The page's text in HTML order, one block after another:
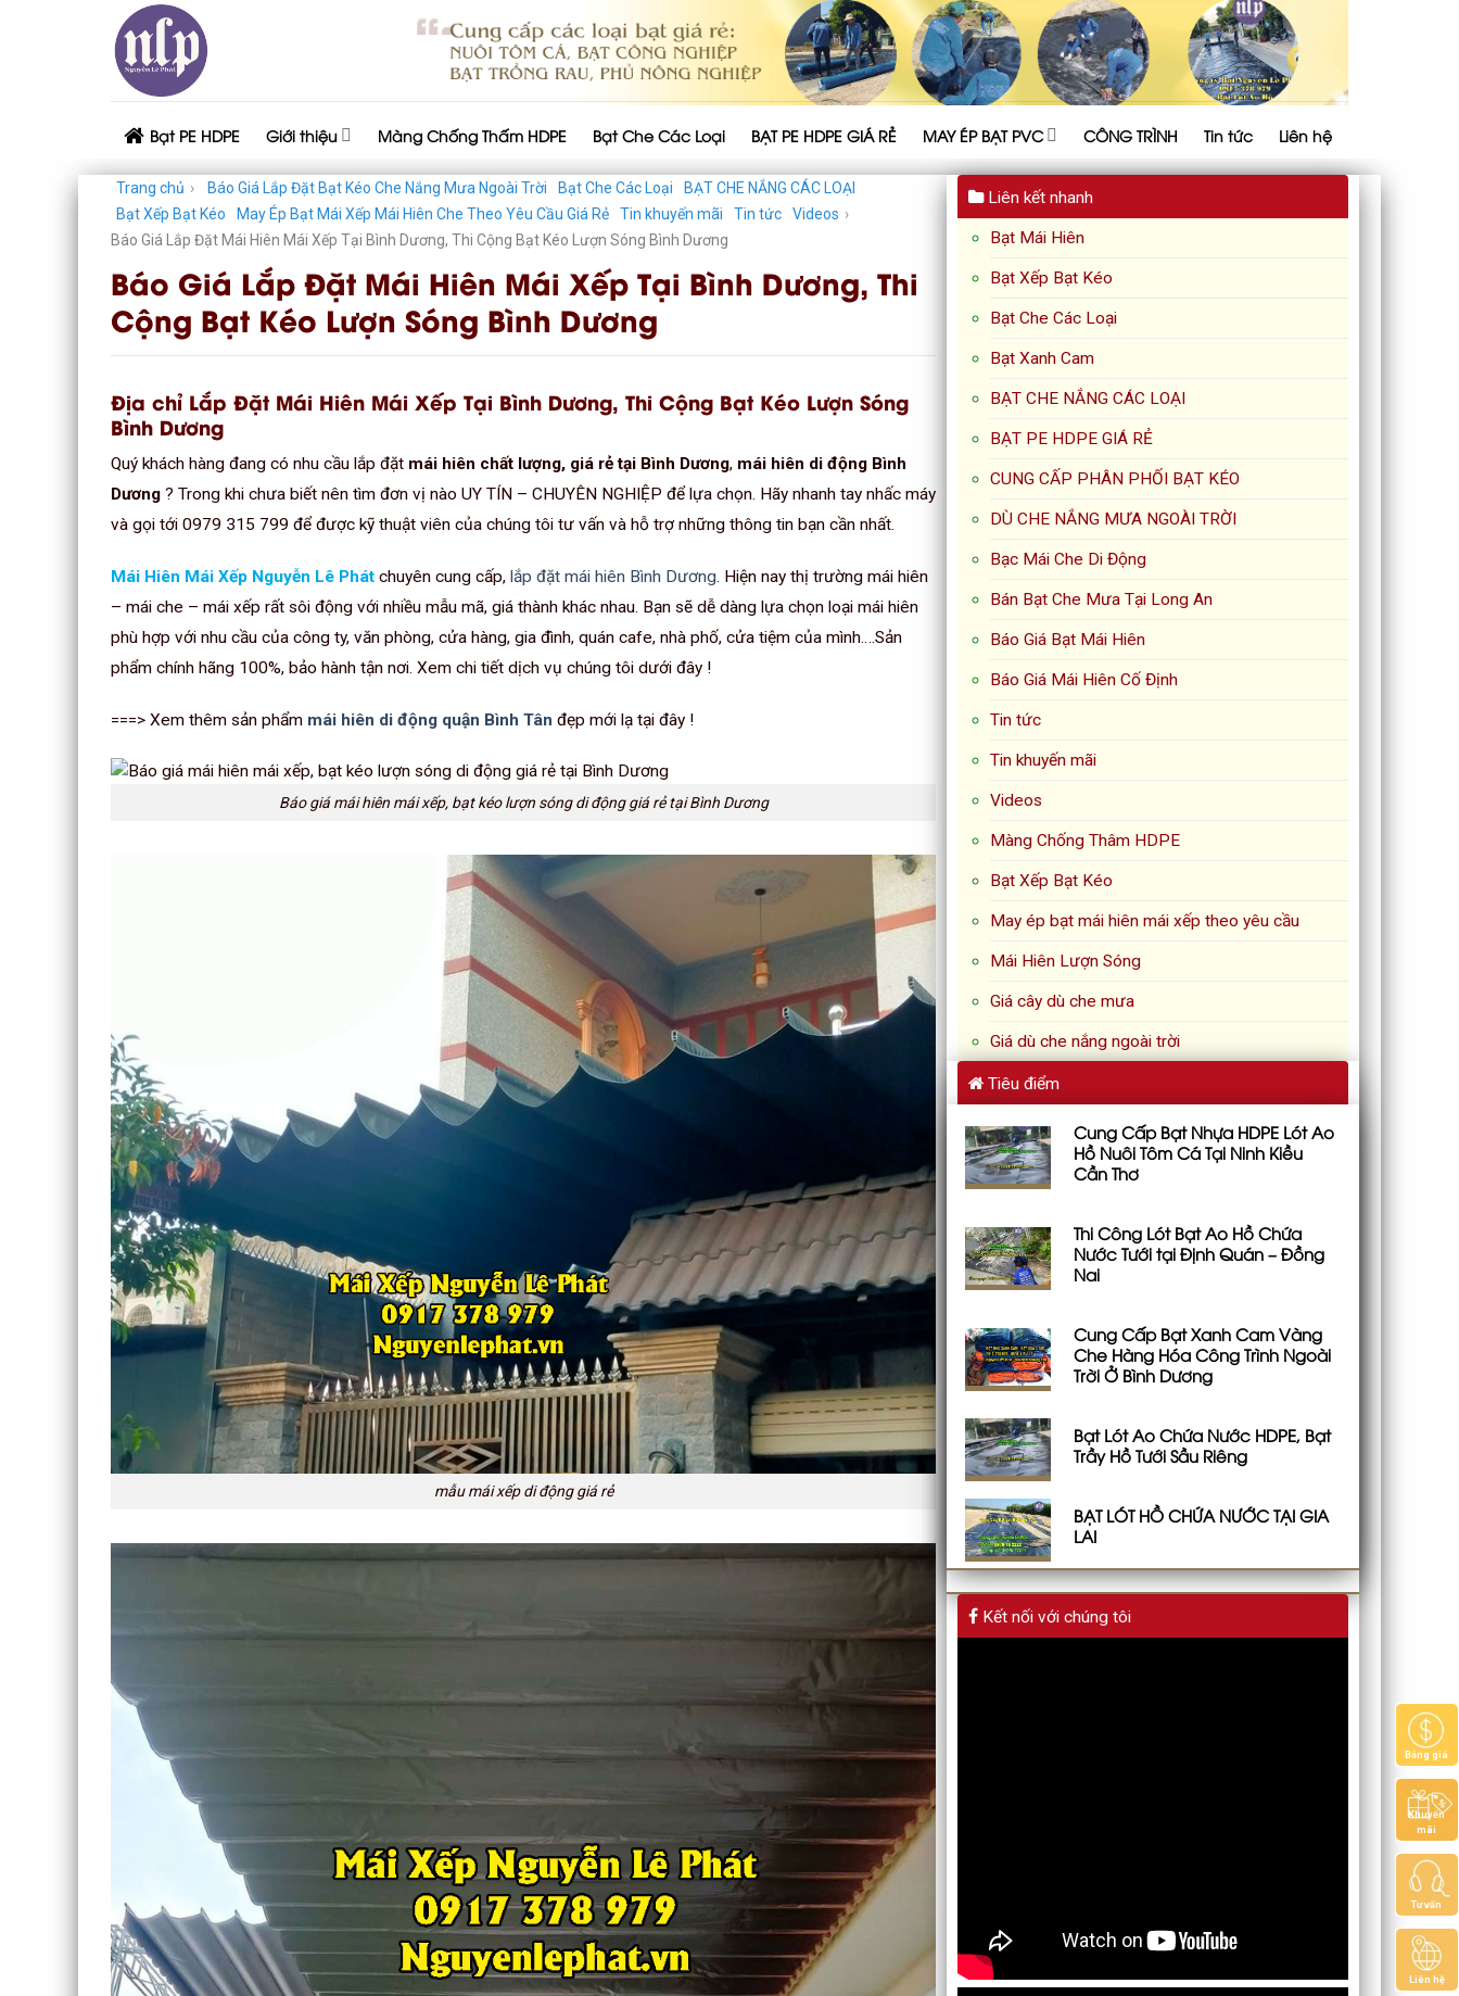
Bạt PE HDPE Giới thiệu Màng Chống Thấm HDPE Bạt Che Các Loại BẠT PE HDPE GIÁ RẺ MAY ÉP BẠT PVC CÔNG TRÌNH Tin tức Liên hệ
Trang chủ › Báo Giá Lắp Đặt Bạt Kéo Che Nắng Mưa Ngoài Trời Bạt Che Các Loại
BẠT CHE NẮNG CÁC LOẠI
Bạt Xếp Bạt Kéo
May Ép Bạt Mái Xếp Mái Hiên Che Theo Yêu Cầu Giá Rẻ Tin khuyến mãi Tin tức Videos ›
Báo Giá Lắp Đặt Mái Hiên Mái Xếp Tại Bình Dương, Thi Cộng Bạt Kéo Lượn Sóng Bình Dương
Báo Giá Lắp Đặt Mái Hiên Mái Xếp Tại Bình Dương, Thi
Cộng Bạt Kéo Lượn Sóng Bình Dương
Địa chỉ Lắp Đặt Mái Hiên Mái Xếp Tại Bình Dương, Thi Cộng Bạt Kéo Lượn Sóng
Bình Dương
Quý khách hàng đang có nhu cầu lắp đặt mái hiên chất lượng, giá rẻ tại Bình Dương, mái hiên di động Bình
Dương ? Trong khi chưa biết nên tìm đơn vị nào UY TÍN – CHUYÊN NGHIỆP để lựa chọn. Hãy nhanh tay nhấc máy
và gọi tới 0979 315 799 để được kỹ thuật viên của chúng tôi tư vấn và hỗ trợ những thông tin bạn cần nhất.
Mái Hiên Mái Xếp Nguyễn Lê Phát chuyên cung cấp, lắp đặt mái hiên Bình Dương. Hiện nay thị trường mái hiên
– mái che – mái xếp rất sôi động với nhiều mẫu mã, giá thành khác nhau. Bạn sẽ dễ dàng lựa chọn loại mái hiên
phù hợp với nhu cầu của công ty, văn phòng, cửa hàng, gia đình, quán cafe, nhà phố, cửa tiệm của mình….Sản
phẩm chính hãng 100%, bảo hành tận nơi. Xem chi tiết dịch vụ chúng tôi dưới đây !
===> Xem thêm sản phẩm mái hiên di động quận Bình Tân đẹp mới lạ tại đây !
Báo giá mái hiên mái xếp, bạt kéo lượn sóng di động giá rẻ tại Bình Dương
mẫu mái xếp di động giá rẻ
Liên kết nhanh
Bạt Mái Hiên
Bạt Xếp Bạt Kéo
Bạt Che Các Loại
Bạt Xanh Cam
BẠT CHE NẮNG CÁC LOẠI
BẠT PE HDPE GIÁ RẺ
CUNG CẤP PHÂN PHỐI BẠT KÉO
DÙ CHE NẮNG MƯA NGOÀI TRỜI
Bạc Mái Che Di Động
Bán Bạt Che Mưa Tại Long An
Báo Giá Bạt Mái Hiên
Báo Giá Mái Hiên Cố Định
Tin tức
Tin khuyến mãi
Videos
Màng Chống Thâm HDPE
Bạt Xếp Bạt Kéo
May ép bạt mái hiên mái xếp theo yêu cầu
Mái Hiên Lượn Sóng
Giá cây dù che mưa
Giá dù che nắng ngoài trời
Tiêu điểm
Cung Cấp Bạt Nhựa HDPE Lót Ao
Hồ Nuôi Tôm Cá Tại Ninh Kiều
Cần Thơ
Thi Công Lót Bạt Ao Hồ Chứa
Nước Tưới tại Định Quán – Đồng
Nai
Cung Cấp Bạt Xanh Cam Vàng
Che Hàng Hóa Công Trình Ngoài
Trời Ở Bình Dương
Bạt Lót Ao Chứa Nước HDPE, Bạt
Trầy Hồ Tưới Sầu Riêng
BẠT LÓT HỒ CHỨA NƯỚC TẠI GIA
LAI
Kết nối với chúng tôi
Bảng giá
Khuyến
mãi
Tư vấn
Liên hệ